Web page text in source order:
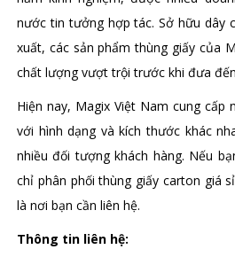
nước tin tưởng hợp tác. Sở hữu dây
xuất, các sản phẩm thùng giấy của
chất lượng vượt trội trước khi đưa
Hiện nay, Magix Việt Nam cung cấp
với hình dạng và kích thước khác
nhiều đối tượng khách hàng. Nếu
chỉ phân phối thùng giấy carton giá
là nơi bạn cần liên hệ.
Thông tin liên hệ: